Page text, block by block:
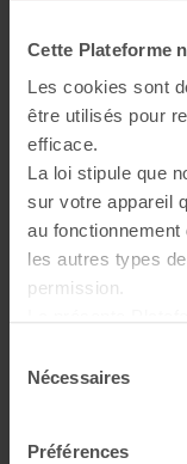
Cette Plateforme
Les cookies sont
être utilisés pour
efficace.
La loi stipule que
sur votre appareil
au
les autres types
permission.
tiers qui
vous pouvez
En savoir plus
Nécessaires
Préférences
Région
Ile-de-France
Montant de la
2014